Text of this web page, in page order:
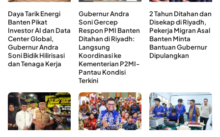
Daya Tarik Energi
Banten Pikat
Investor AI dan Data
Center Global,
Gubernur Andra
Soni Bidik Hilirisasi
dan Tenaga Kerja
Gubernur Andra
Soni Gercep
Respon PMI Banten
Ditahan di Riyadh:
Langsung
Koordinasi ke
Kementerian P2MI-
Pantau Kondisi
Terkini
2 Tahun Ditahan dan
Disekap di Riyadh,
Pekerja Migran Asal
Banten Minta
Bantuan Gubernur
Dipulangkan